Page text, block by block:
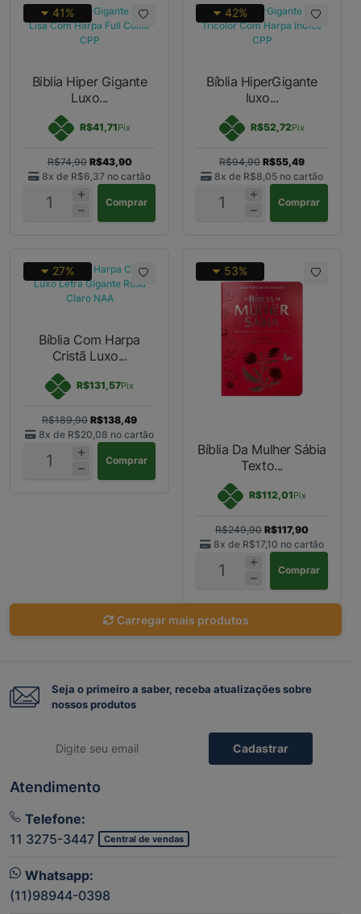
41%
Biblia Hiper Gigante
Luxo...
R$41,71Pix
R$74,90 R$43,90
8x de R$6,37 no cartão
Comprar
42%
Bíblia HiperGigante
luxo...
R$52,72Pix
R$94,90 R$55,49
8x de R$8,05 no cartão
Comprar
27%
Bíblia Com Harpa
Cristã Luxo...
R$131,57Pix
R$189,90 R$138,49
8x de R$20,08 no cartão
Comprar
53%
Bíblia Da Mulher Sábia
Texto...
R$112,01Pix
R$249,90 R$117,90
8x de R$17,10 no cartão
Comprar
Carregar mais produtos
Seja o primeiro a saber, receba atualizações sobre
nossos produtos
Cadastrar
Atendimento
Telefone:
11 3275-3447
Central de vendas
Whatsapp:
(11)98944-0398